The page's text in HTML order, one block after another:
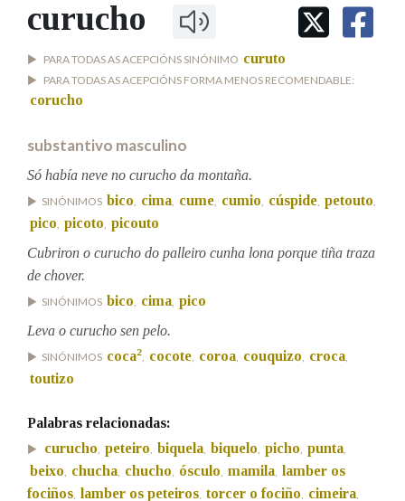
IDENTIDADE CORPORATIVA
MARCIAL DEL ADALID
CASA-MUSEO EMILIA PARDO
BAZÁN
FIGURAS HOMENAXEADAS
HISTORIA
60 ANOS DLG
Facebook
TwitterYoutubeInstagram
Bluesky
BUSCAR NOS LEMAS
Comeza por
Contén
BUSCAR NO CONTIDO
Nos exemplos
Na fraseoloxía
curucho
PARA TODAS AS ACEPCIÓNS SINÓNIMO curuto
PARA TODAS AS ACEPCIÓNS FORMA MENOS RECOMENDABLE:
corucho
substantivo masculino
Só había neve no curucho da montaña.
SINÓNIMOS bico, cima, cume, cumio, cúspide, petouto,
pico, picoto, picouto
Cubriron o curucho do palleiro cunha lona porque tiña traza
de chover.
SINÓNIMOS bico, cima, pico
Leva o curucho sen pelo.
SINÓNIMOS coca2, cocote, coroa, couquizo, croca,
toutizo
Palabras relacionadas:
curucho, peteiro, biquela, biquelo, picho, punta,
beixo, chucha, chucho, ósculo, mamila, lamber os
fociños, lamber os peteiros, torcer o fociño, cimeira,